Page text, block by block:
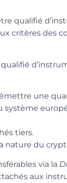
qualifié
critères des
une
système
tiers.
nature du
via la
aux